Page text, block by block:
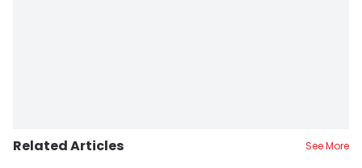
Related Articles See More